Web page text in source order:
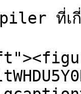
ที่เ